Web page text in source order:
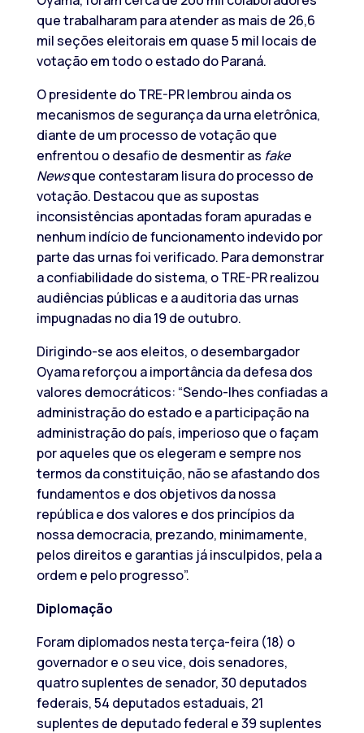
que trabalharam para atender as mais de 26,6
mil seções eleitorais em quase 5 mil locais de
votação em todo o estado do Paraná.
O presidente do TRE-PR lembrou ainda os
mecanismos de segurança da urna eletrônica,
diante de um processo de votação que
enfrentou o desafio de desmentir as fake
Newsque contestaram lisura do processo de
votação. Destacou que as supostas
inconsistências apontadas foram apuradas e
nenhum indício de funcionamento indevido por
parte das urnas foi verificado. Para demonstrar
a confiabilidade do sistema, o TRE-PR realizou
audiências públicas e a auditoria das urnas
impugnadas no dia 19 de outubro.
Dirigindo-se aos eleitos, o desembargador
Oyama reforçou a importância da defesa dos
valores democráticos: “Sendo-lhes confiadas a
administração do estado e a participação na
administração do país, imperioso que o façam
por aqueles que os elegeram e sempre nos
termos da constituição, não se afastando dos
fundamentos e dos objetivos da nossa
república e dos valores e dos princípios da
nossa democracia, prezando, minimamente,
pelos direitos e garantias já insculpidos, pela a
ordem e pelo progresso”.
Diplomação
Foram diplomados nesta terça-feira (18) o
governador e o seu vice, dois senadores,
quatro suplentes de senador, 30 deputados
federais, 54 deputados estaduais, 21
suplentes de deputado federal e 39 suplentes